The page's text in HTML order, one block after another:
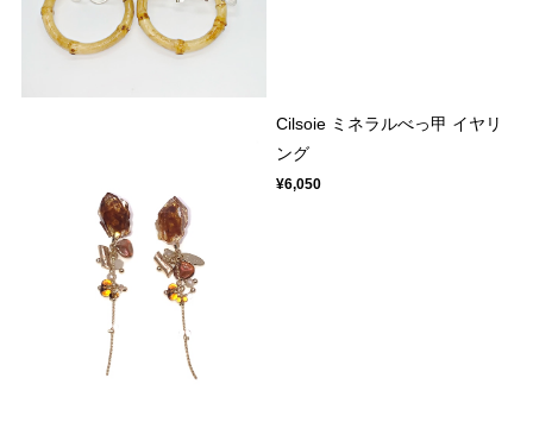
Cilsoie ミネラルべっ甲 イヤリ
ング
¥6,050